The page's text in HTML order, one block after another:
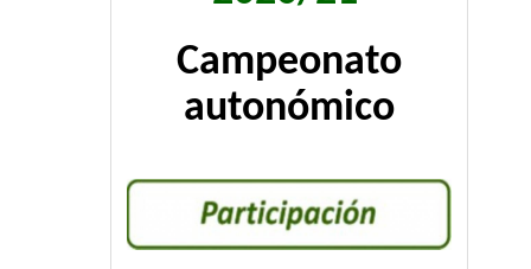
Campeonato
autonómico